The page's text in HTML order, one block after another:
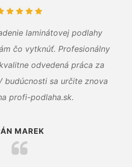
laminátovej podlahy
čo vytknúť. Profesionálny
odvedená práca za
budúcnosti sa určite znova
profi-podlaha.sk.
MAREK